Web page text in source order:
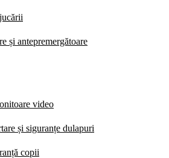
și antepremergătoare
video
și siguranțe dulapuri
copii